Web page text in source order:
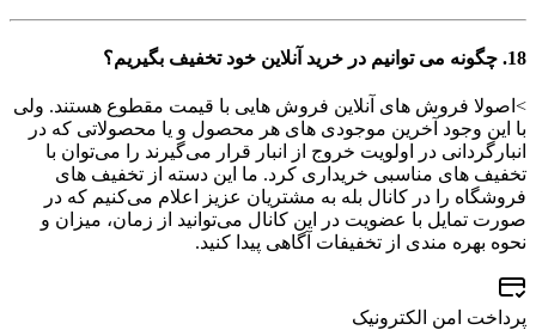
18. چگونه می توانیم در خرید آنلاین خود تخفیف بگیریم؟
>اصولا فروش های آنلاین فروش هایی با قیمت مقطوع هستند. ولی
با این وجود آخرین موجودی های هر محصول و یا محصولاتی که در
انبارگردانی در اولویت خروج از انبار قرار می‌گیرند را می‌توان با
تخفیف های مناسبی خریداری کرد. ما این دسته از تخفیف های
فروشگاه را در کانال بله به مشتریان عزیز اعلام می‌کنیم که در
صورت تمایل با عضویت در این کانال می‌توانید از زمان، میزان و
نحوه بهره مندی از تخفیفات آگاهی پیدا کنید.
پرداخت امن الکترونیک